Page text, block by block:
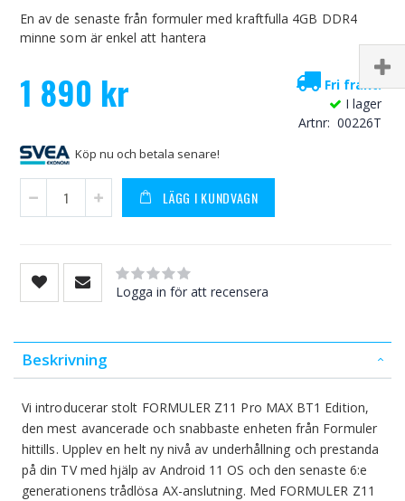
En av de senaste från formuler med kraftfulla 4GB DDR4
minne som är enkel att hantera
1 890 kr
Fri frakt!
I lager
Artnr
00226T
Köp nu och betala senare!
LÄGG I KUNDVAGN
Rating:
0% of100
Logga in för att recensera
Beskrivning
Vi introducerar stolt FORMULER Z11 Pro MAX BT1 Edition,
den mest avancerade och snabbaste enheten från Formuler
hittills. Upplev en helt ny nivå av underhållning och prestanda
på din TV med hjälp av Android 11 OS och den senaste 6:e
generationens trådlösa AX-anslutning. Med FORMULER Z11